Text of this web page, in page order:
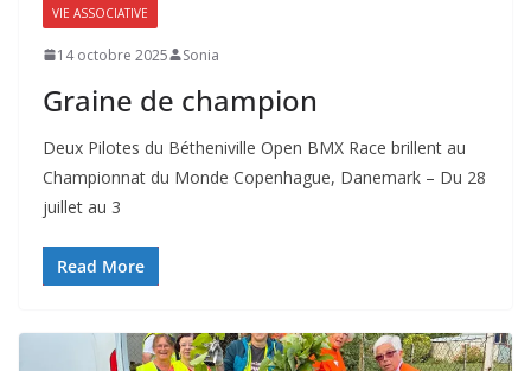
VIE ASSOCIATIVE
14 octobre 2025 Sonia
Graine de champion
Deux Pilotes du Bétheniville Open BMX Race brillent au
Championnat du Monde Copenhague, Danemark – Du 28
juillet au 3
Read More